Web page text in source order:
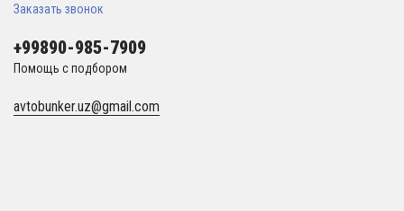
Заказать звонок
+99890-985-7909
Помощь с подбором
avtobunker.uz@gmail.com